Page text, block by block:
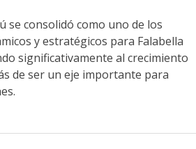
se consolidó como uno de los
y estratégicos para Falabella
significativamente al crecimiento
de ser un eje importante para